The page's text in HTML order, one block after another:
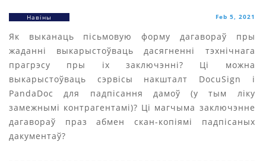
Навіны Feb 5, 2021
Як выканаць пісьмовую форму дагавораў пры
жаданні выкарыстоўваць дасягненні тэхнічнага
прагрэсу пры іх заключэнні? Ці можна
выкарыстоўваць сэрвісы накшталт DocuSign і
PandaDoc для падпісання дамоў (у тым ліку
замежнымі контрагентамі)? Ці магчыма заключэнне
дагавораў праз абмен скан-копіямі падпісаных
дакументаў?